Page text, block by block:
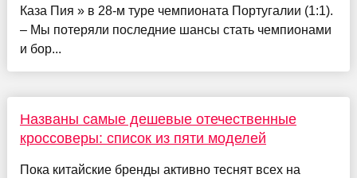
Каза Пия » в 28-м туре чемпионата Португалии (1:1).
– Мы потеряли последние шансы стать чемпионами
и бор...
Названы самые дешевые отечественные
кроссоверы: список из пяти моделей
Пока китайские бренды активно теснят всех на